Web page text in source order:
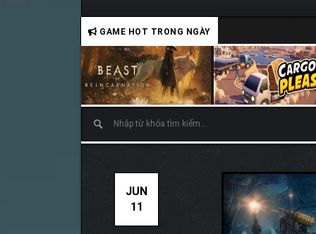
GAME HOT TRONG NGÀY
JUN
11